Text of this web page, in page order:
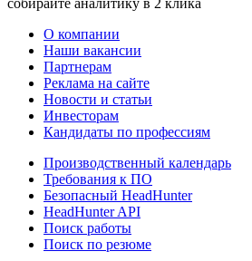
О компании
Наши вакансии
Партнерам
Реклама на сайте
Новости и статьи
Инвесторам
Кандидаты по профессиям
Производственный календарь
Требования к ПО
Безопасный HeadHunter
HeadHunter API
Поиск работы
Поиск по резюме